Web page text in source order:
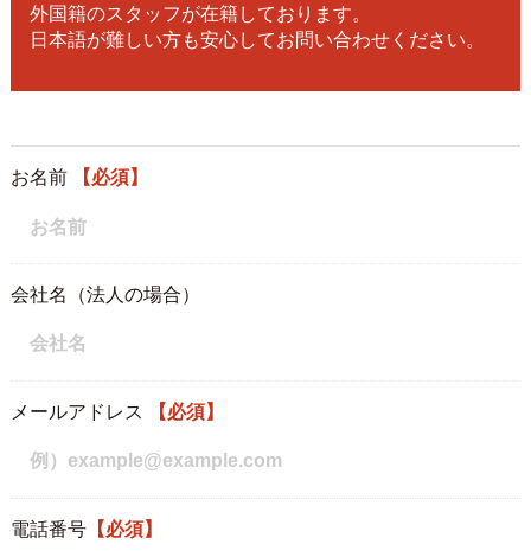
外国籍のスタッフが在籍しております。
日本語が難しい方も安心してお問い合わせください。
お名前 【必須】
会社名（法人の場合）
メールアドレス 【必須】
電話番号【必須】